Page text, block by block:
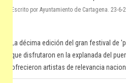
Escrito por Ayuntamiento de Cartagena. 23-6-
La décima edición del gran festival de
que disfrutaron en la explanada del
ofrecieron artistas de relevancia